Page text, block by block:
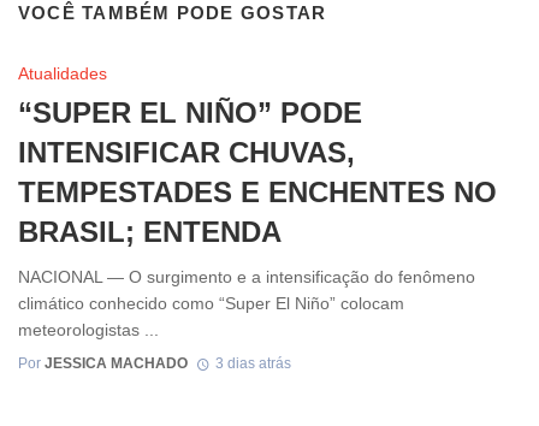
VOCÊ TAMBÉM PODE GOSTAR
Atualidades
“SUPER EL NIÑO” PODE
INTENSIFICAR CHUVAS,
TEMPESTADES E ENCHENTES NO
BRASIL; ENTENDA
NACIONAL — O surgimento e a intensificação do fenômeno
climático conhecido como “Super El Niño” colocam
meteorologistas ...
Por JESSICA MACHADO 3 dias atrás